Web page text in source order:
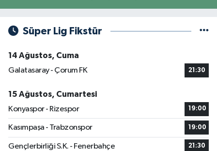
Süper Lig Fikstür
14 Ağustos, Cuma
Galatasaray - Çorum FK
21:30
15 Ağustos, Cumartesi
Konyaspor - Rizespor
19:00
Kasımpaşa - Trabzonspor 19:00
Gençlerbirliği S.K. - Fenerbahçe 21:30